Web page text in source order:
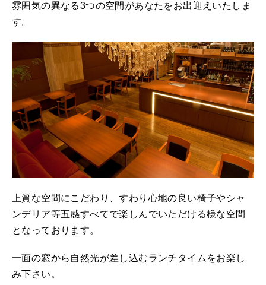
雰囲気の異なる3つの空間があなたをお出迎えいたしま
す。
上質な空間にこだわり、すわり心地の良い椅子やシャ
ンデリア等五感すべてで楽しんでいただける様な空間
となっております。
一面の窓から自然光が差し込むランチタイムをお楽し
み下さい。